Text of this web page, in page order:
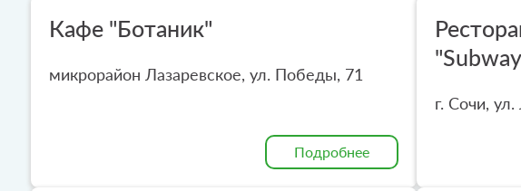
Кафе "Ботаник"
микрорайон Лазаревское, ул. Победы, 71
Подробнее
г. Сочи,